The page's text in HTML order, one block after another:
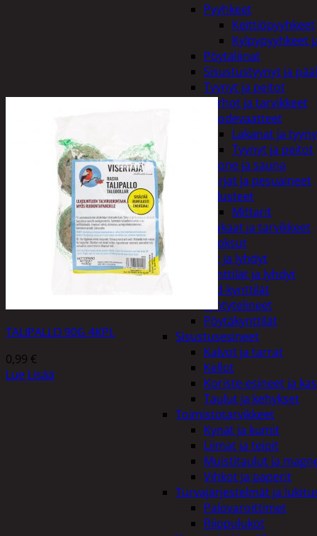
Pyyhkeet
Keittiöpyyhkeet
Kylpypyyhkeet
Pöytäliinat
Sisustustyynyt ja
Tyynyt ja peitot
Verhot ja tarvikkeet
Vuodevaatteet
Lakanat ja
Tyynyt ja peitot
Kylpyhuone ja sauna
Harjat ja pesuaineet
Kalusteet
Mittarit
Kiukaat ja tarvikkeet
Tuoksut
Kynttilät ja lyhdyt
Kynttilät ja lyhdyt
Led-kynttilät
Lyhtytelineet
Pöytäkynttilät
Sisustusesineet
Kalvot ja tarrat
Kellot
Koriste-esineet ja
Taulut ja kehykset
Toimistotarvikkeet
Kynät ja kumit
Liimat ja teipit
Muistitaulut ja
Vihkot ja paperit
Turvajärjestelmät ja
Palovaroittimet
Riippulukot
TALIPALLO 90G 4KPL
0,99 €
Lue Lisää